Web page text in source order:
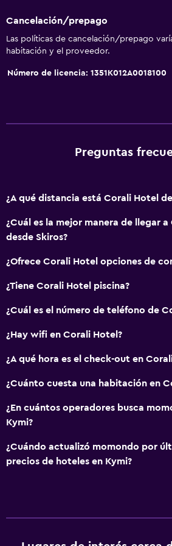
Dardos
Submarinismo
Mesa de billar
Habitaciones familiares
Vista al mar
Vista al jardín
Sofá
Piso de mosaico/mármol
Espacio de almacenamiento
Ducha
Secador de pelo
Aseo
Papel higiénico
Baño privado
Bar de tapas
Bar/lounge
Cancelación/prepago
Las políticas de cancelación/prepago
habitación y el proveedor.
Número de licencia: 1351K012A0018100
Preguntas
¿A qué distancia está Corali Hotel
¿Cuál es la mejor manera de llegar a
desde Skiros?
¿Ofrece Corali Hotel opciones de
¿Tiene Corali Hotel piscina?
¿Cuál es el número de teléfono de
¿Hay wifi en Corali Hotel?
¿A qué hora es el check-out en
¿Cuánto cuesta una habitación en
¿En cuántos operadores busca
Kymi?
¿Cuándo actualizó momondo por
precios de hoteles en Kymi?